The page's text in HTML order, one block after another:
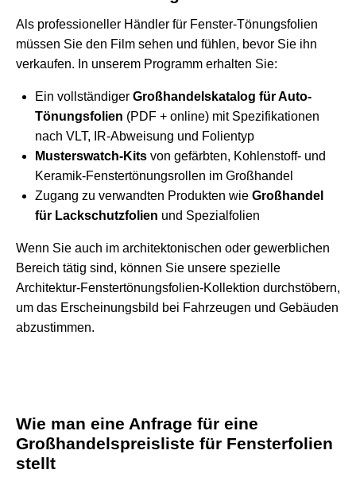
Als professioneller Händler für Fenster-Tönungsfolien
müssen Sie den Film sehen und fühlen, bevor Sie ihn
verkaufen. In unserem Programm erhalten Sie:
Ein vollständiger Großhandelskatalog für Auto-
Tönungsfolien (PDF + online) mit Spezifikationen
nach VLT, IR-Abweisung und Folientyp
Musterswatch-Kits von gefärbten, Kohlenstoff- und
Keramik-Fenstertönungsrollen im Großhandel
Zugang zu verwandten Produkten wie Großhandel
für Lackschutzfolien und Spezialfolien
Wenn Sie auch im architektonischen oder gewerblichen
Bereich tätig sind, können Sie unsere spezielle
Architektur-Fenstertönungsfolien-Kollektion durchstöbern,
um das Erscheinungsbild bei Fahrzeugen und Gebäuden
abzustimmen.
Wie man eine Anfrage für eine
Großhandelspreisliste für Fensterfolien
stellt